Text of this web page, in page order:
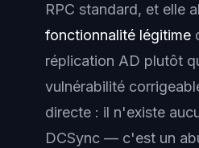
RPC standard, et elle
fonctionnalité légitime
réplication AD plutôt
vulnérabilité
directe : il n'existe
DCSync — c'est un